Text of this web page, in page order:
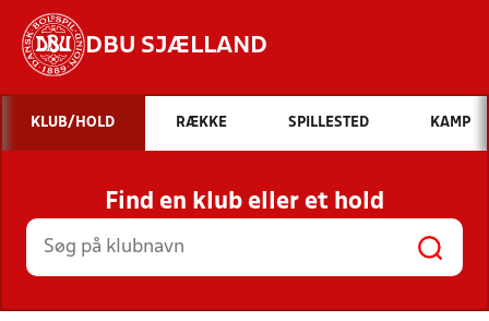
DBU SJÆLLAND
Hvad vil du søge efter?
INDHOLD OG NYHEDER
STILLINGER, RESULTATER, KLUBBER OG
HOLD
KLUB/HOLD RÆKKE SPILLESTED KAMP
Find en klub eller et hold